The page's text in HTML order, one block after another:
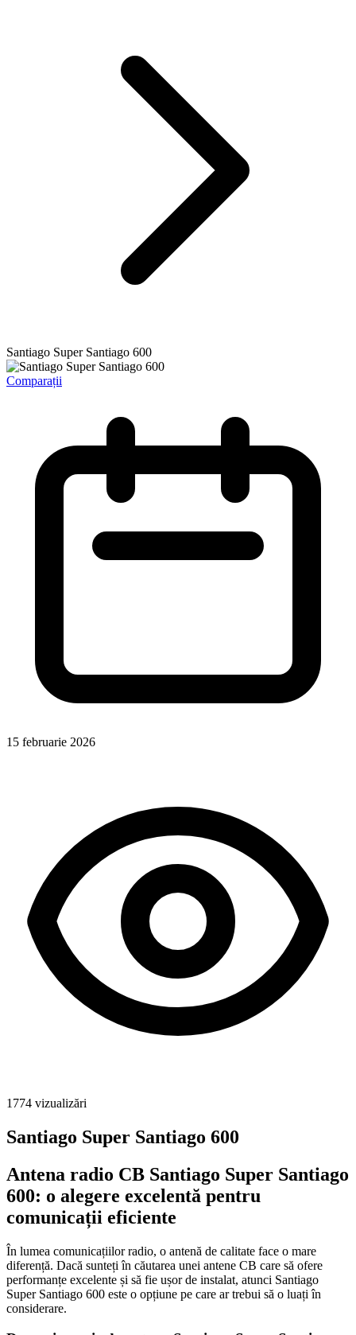
Santiago Super Santiago 600
Comparații
15 februarie 2026
1774 vizualizări
Santiago Super Santiago 600
Antena radio CB Santiago Super Santiago
600: o alegere excelentă pentru
comunicații eficiente
În lumea comunicațiilor radio, o antenă de calitate face o mare
diferență. Dacă sunteți în căutarea unei antene CB care să ofere
performanțe excelente și să fie ușor de instalat, atunci Santiago
Super Santiago 600 este o opțiune pe care ar trebui să o luați în
considerare.